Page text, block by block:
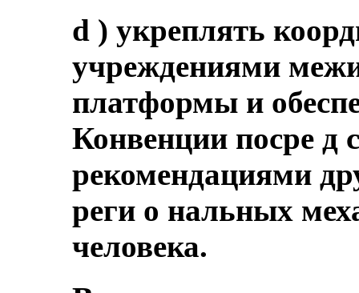
d ) укреплять
учреждениями
платформы и
Конвенции посре д
рекомендациями
реги о нальных
человека.